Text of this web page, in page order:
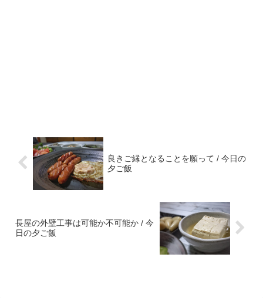
良きご縁となることを願って / 今日の
夕ご飯
長屋の外壁工事は可能か不可能か / 今
日の夕ご飯